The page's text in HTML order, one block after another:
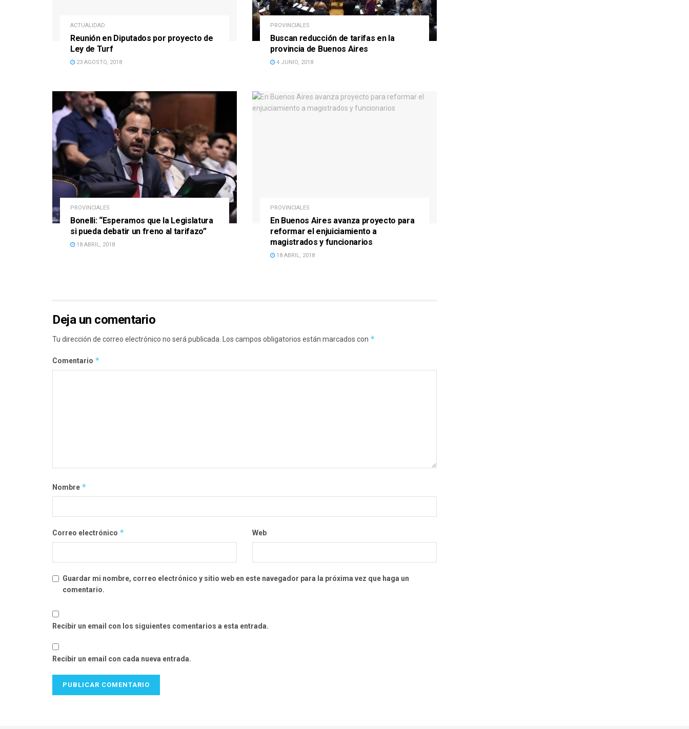
ACTUALIDAD
Reunión en Diputados por proyecto de
Ley de Turf
23 AGOSTO, 2018
PROVINCIALES
Buscan reducción de tarifas en la
provincia de Buenos Aires
4 JUNIO, 2018
PROVINCIALES
Bonelli: “Esperamos que la Legislatura
si pueda debatir un freno al tarifazo”
18 ABRIL, 2018
PROVINCIALES
En Buenos Aires avanza proyecto para
reformar el enjuiciamiento a
magistrados y funcionarios
18 ABRIL, 2018
Deja un comentario
Tu dirección de correo electrónico no será publicada. Los campos obligatorios están marcados con *
Comentario *
Nombre *
Correo electrónico * Web
Guardar mi nombre, correo electrónico y sitio web en este navegador para la próxima vez que haga un
comentario.
Recibir un email con los siguientes comentarios a esta entrada.
Recibir un email con cada nueva entrada.